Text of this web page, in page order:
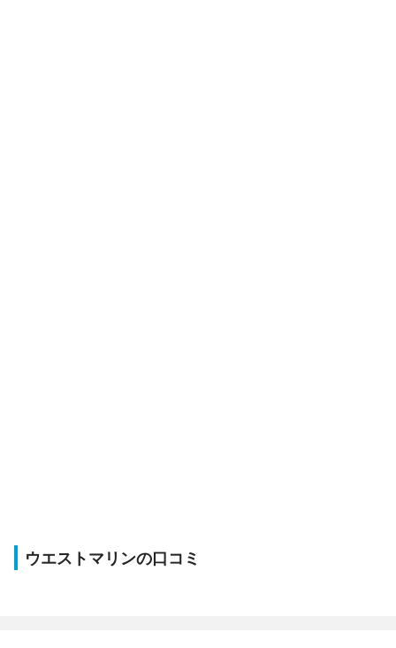
ウエストマリンの口コミ